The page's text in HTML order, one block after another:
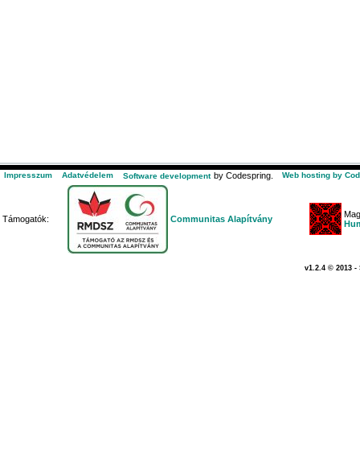
Impresszum Adatvédelem Software development by Codespring. Web hosting by
Támogatók: Communitas Alapítvány
v1.2.4 © 2013